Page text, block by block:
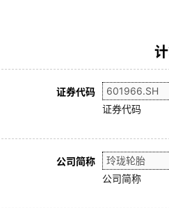
证券代码
证券代码
公司简称
公司简称